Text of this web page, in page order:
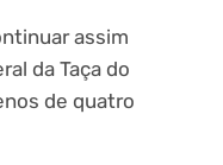
assim
da Taça do
de quatro